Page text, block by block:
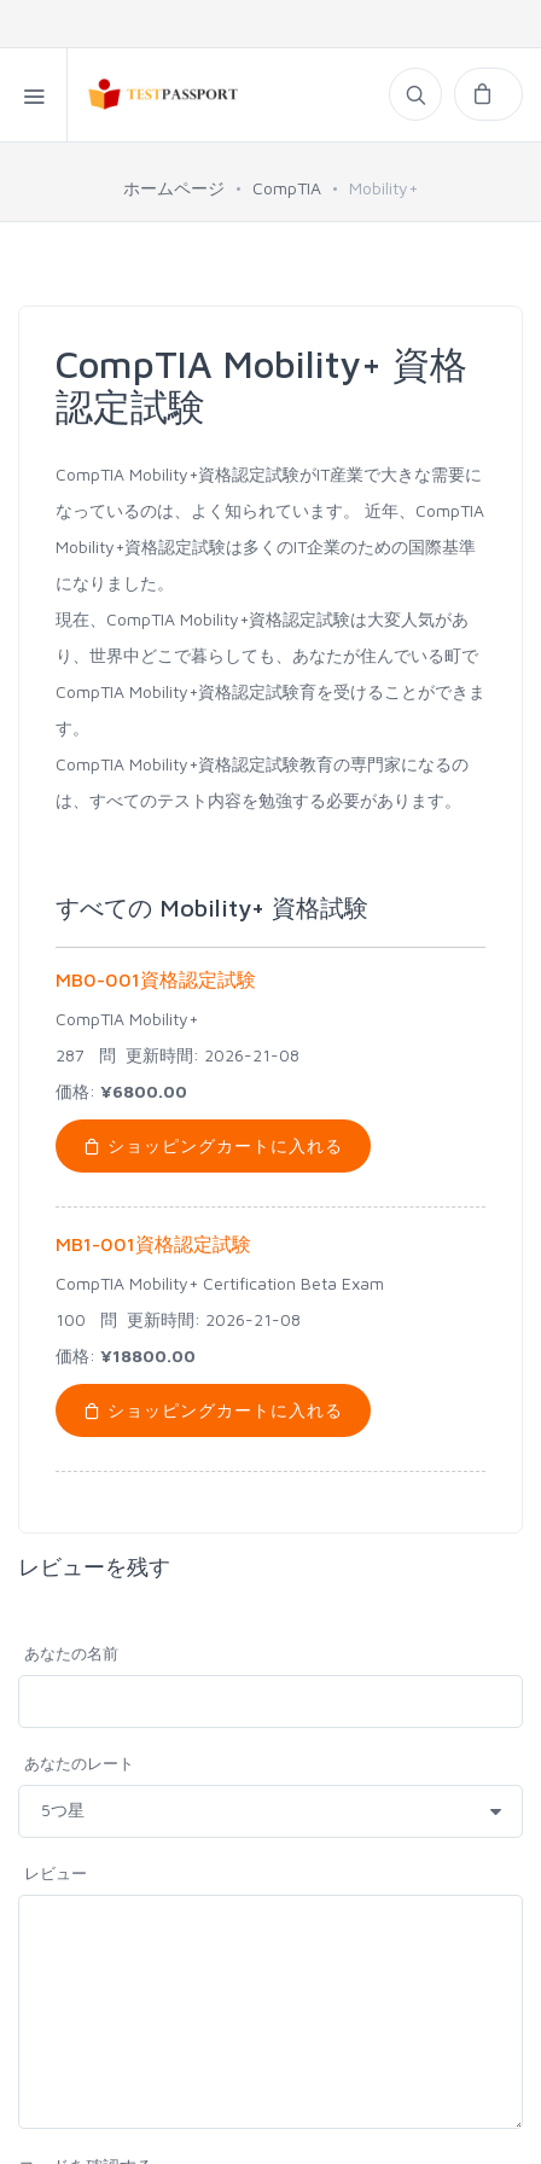
ホームページ CompTIA Mobility+
CompTIA Mobility+ 資格
認定試験
CompTIA Mobility+資格認定試験がIT産業で大きな需要に
なっているのは、よく知られています。 近年、CompTIA
Mobility+資格認定試験は多くのIT企業のための国際基準
になりました。
現在、CompTIA Mobility+資格認定試験は大変人気があ
り、世界中どこで暮らしても、あなたが住んでいる町で
CompTIA Mobility+資格認定試験育を受けることができま
す。
CompTIA Mobility+資格認定試験教育の専門家になるの
は、すべてのテスト内容を勉強する必要があります。
すべての Mobility+ 資格試験
MB0-001資格認定試験
CompTIA Mobility+
287 問 更新時間: 2026-21-08
価格: ¥6800.00
ショッピングカートに入れる
MB1-001資格認定試験
CompTIA Mobility+ Certification Beta Exam
100 問 更新時間: 2026-21-08
価格: ¥18800.00
ショッピングカートに入れる
レビューを残す
あなたの名前
あなたのレート
レビュー